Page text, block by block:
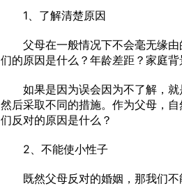
1、了解清楚原因
父母在一般情况下不会毫无缘由
们的原因是什么？年龄差距？家庭
如果是因为误会因为不了解，就
然后采取不同的措施。作为父母，
们反对的原因是什么？
2、不能使小性子
既然父母反对的婚姻，那我们不